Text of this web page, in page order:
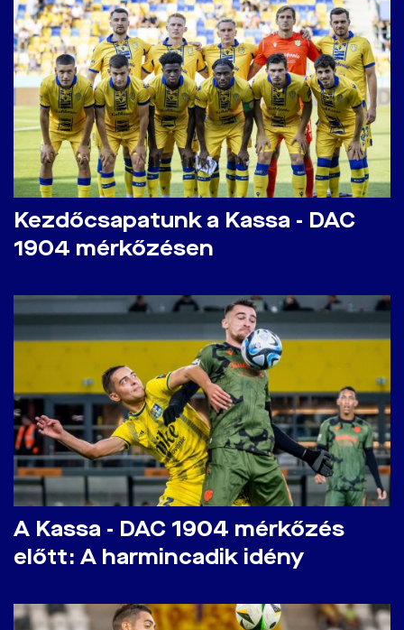
Kezdőcsapatunk a Kassa - DAC
1904 mérkőzésen
A Kassa - DAC 1904 mérkőzés
előtt: A harmincadik idény